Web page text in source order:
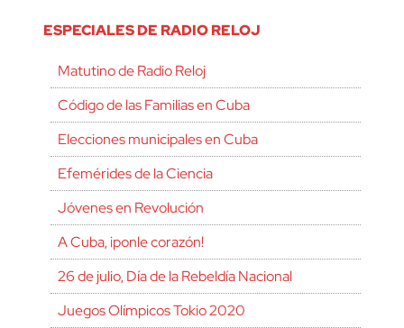
ESPECIALES DE RADIO RELOJ
Matutino de Radio Reloj
Código de las Familias en Cuba
Elecciones municipales en Cuba
Efemérides de la Ciencia
Jóvenes en Revolución
A Cuba, ¡ponle corazón!
26 de julio, Día de la Rebeldía Nacional
Juegos Olímpicos Tokio 2020